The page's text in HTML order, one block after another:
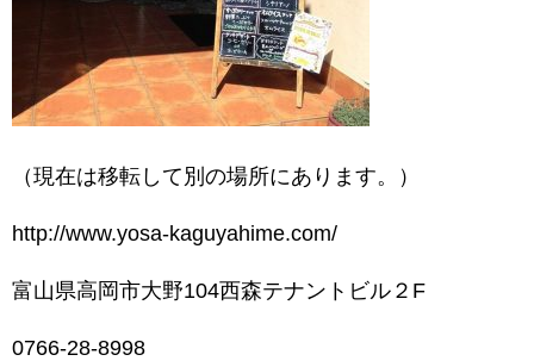
（現在は移転して別の場所にあります。）
http://www.yosa-kaguyahime.com/
富山県高岡市大野104西森テナントビル２F
0766-28-8998